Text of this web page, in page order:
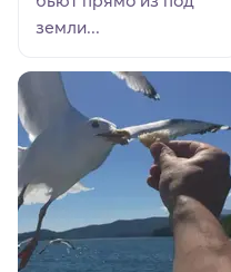
земли...